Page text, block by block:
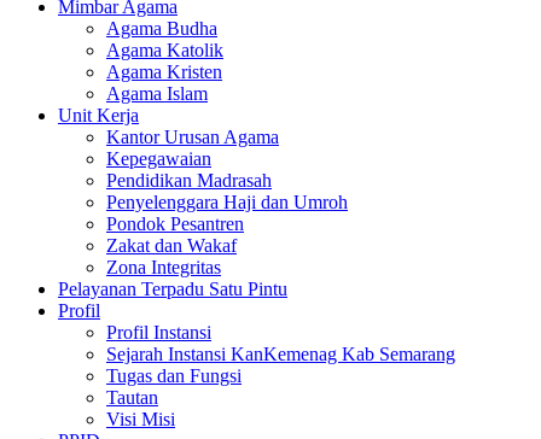
Mimbar Agama
Agama Budha
Agama Katolik
Agama Kristen
Agama Islam
Unit Kerja
Kantor Urusan Agama
Kepegawaian
Pendidikan Madrasah
Penyelenggara Haji dan Umroh
Pondok Pesantren
Zakat dan Wakaf
Zona Integritas
Pelayanan Terpadu Satu Pintu
Profil
Profil Instansi
Sejarah Instansi KanKemenag Kab Semarang
Tugas dan Fungsi
Tautan
Visi Misi